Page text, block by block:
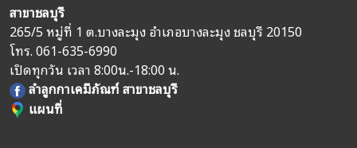
สาขาชลบุรี
265/5 หมู่ที่ 1 ต.บางละมุง อำเภอบางละมุง ชลบุรี 20150
โทร.061-635-6990
เปิดทุกวัน เวลา 8:00น.-18:00 น.
ลำลูกกาเคมีภัณฑ์ สาขาชลบุรี
แผนที่